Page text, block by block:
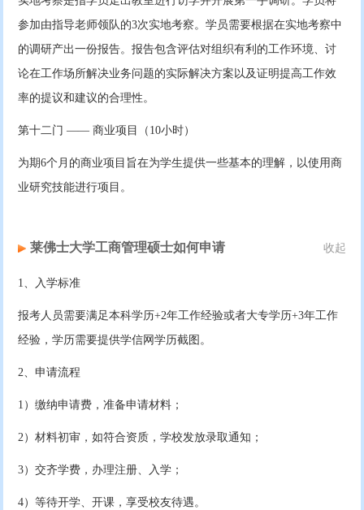
参加由指导老师领队的3次实地考察。学员需要根据在实地考察中
的调研产出一份报告。报告包含评估对组织有利的工作环境、讨
论在工作场所解决业务问题的实际解决方案以及证明提高工作效
率的提议和建议的合理性。
第十二门 —— 商业项目（10小时）
为期6个月的商业项目旨在为学生提供一些基本的理解，以使用商
业研究技能进行项目。
莱佛士大学工商管理硕士如何申请 收起
1、入学标准
报考人员需要满足本科学历+2年工作经验或者大专学历+3年工作
经验，学历需要提供学信网学历截图。
2、申请流程
1）缴纳申请费，准备申请材料；
2）材料初审，如符合资质，学校发放录取通知；
3）交齐学费，办理注册、入学；
4）等待开学、开课，享受校友待遇。